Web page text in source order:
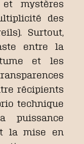
mystères
des
Surtout,
entre la
et les
récipients
technique
puissance
la mise en